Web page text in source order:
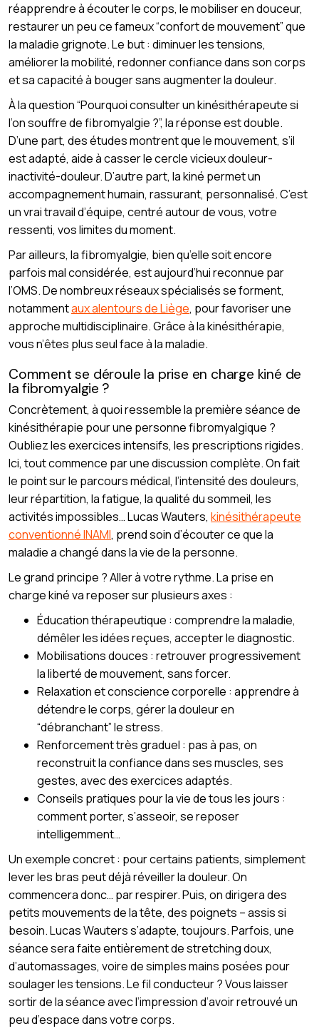
réapprendre à écouter le corps, le mobiliser en douceur,
restaurer un peu ce fameux “confort de mouvement” que
la maladie grignote. Le but : diminuer les tensions,
améliorer la mobilité, redonner confiance dans son corps
et sa capacité à bouger sans augmenter la douleur.
À la question “Pourquoi consulter un kinésithérapeute si
l’on souffre de fibromyalgie ?”, la réponse est double.
D’une part, des études montrent que le mouvement, s’il
est adapté, aide à casser le cercle vicieux douleur-
inactivité-douleur. D’autre part, la kiné permet un
accompagnement humain, rassurant, personnalisé. C’est
un vrai travail d’équipe, centré autour de vous, votre
ressenti, vos limites du moment.
Par ailleurs, la fibromyalgie, bien qu’elle soit encore
parfois mal considérée, est aujourd’hui reconnue par
l’OMS. De nombreux réseaux spécialisés se forment,
notammentaux alentours de Liège, pour favoriser une
approche multidisciplinaire. Grâce à la kinésithérapie,
vous n’êtes plus seul face à la maladie.
Comment se déroule la prise en charge kiné de
la fibromyalgie ?
Concrètement, à quoi ressemble la première séance de
kinésithérapie pour une personne fibromyalgique ?
Oubliez les exercices intensifs, les prescriptions rigides.
Ici, tout commence par une discussion complète. On fait
le point sur le parcours médical, l’intensité des douleurs,
leur répartition, la fatigue, la qualité du sommeil, les
activités impossibles… Lucas Wauters, kinésithérapeute
conventionné INAMI, prend soin d’écouter ce que la
maladie a changé dans la vie de la personne.
Le grand principe ? Aller à votre rythme. La prise en
charge kiné va reposer sur plusieurs axes :
Éducation thérapeutique : comprendre la maladie,
démêler les idées reçues, accepter le diagnostic.
Mobilisations douces : retrouver progressivement
la liberté de mouvement, sans forcer.
Relaxation et conscience corporelle : apprendre à
détendre le corps, gérer la douleur en
“débranchant” le stress.
Renforcement très graduel : pas à pas, on
reconstruit la confiance dans ses muscles, ses
gestes, avec des exercices adaptés.
Conseils pratiques pour la vie de tous les jours :
comment porter, s’asseoir, se reposer
intelligemment…
Un exemple concret : pour certains patients, simplement
lever les bras peut déjà réveiller la douleur. On
commencera donc… par respirer. Puis, on dirigera des
petits mouvements de la tête, des poignets – assis si
besoin. Lucas Wauters s’adapte, toujours. Parfois, une
séance sera faite entièrement de stretching doux,
d’automassages, voire de simples mains posées pour
soulager les tensions. Le fil conducteur ? Vous laisser
sortir de la séance avec l’impression d’avoir retrouvé un
peu d’espace dans votre corps.